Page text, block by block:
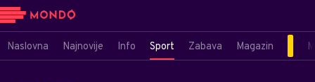
Naslovna Najnovije Info Sport Zabava Magazin